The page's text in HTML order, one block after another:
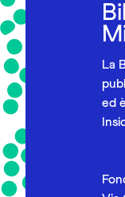
La
ed